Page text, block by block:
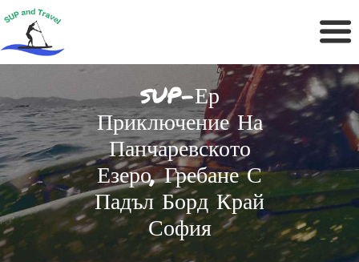
SUP-Ер
Приключение На
Панчаревското
Езеро, Гребане С
Падъл Борд Край
София